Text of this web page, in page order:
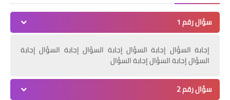
سؤال رقم 1
إجابة السؤال إجابة السؤال إجابة السؤال إجابة السؤال إجابة
السؤال إجابة السؤال إجابة السؤال
سؤال رقم 2